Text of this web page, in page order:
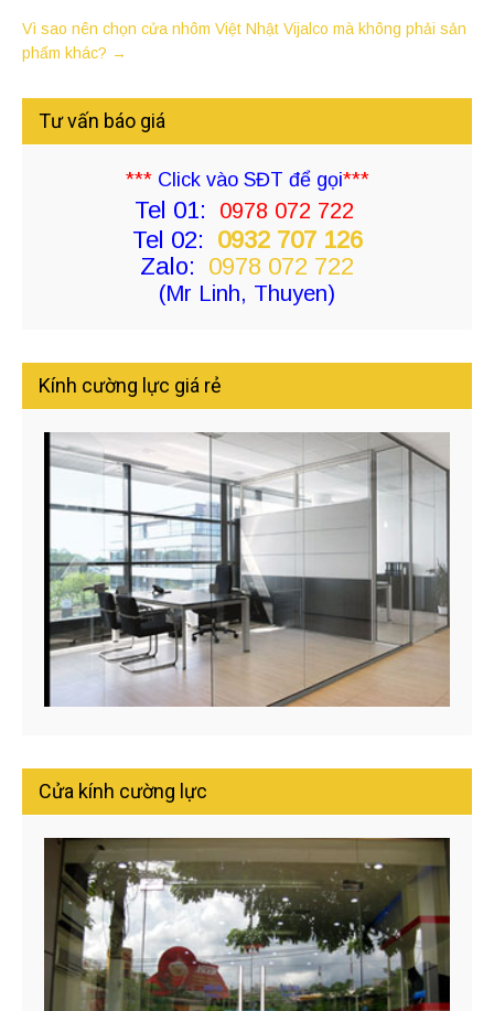
Vì sao nên chọn cửa nhôm Việt Nhật Vijalco mà không phải sản
phẩm khác? →
Tư vấn báo giá
***Click vào SĐT để gọi***
Tel 01: 0978 072 722
Tel 02: 0932 707 126
Zalo: 0978 072 722
(Mr Linh, Thuyen)
Kính cường lực giá rẻ
Cửa kính cường lực